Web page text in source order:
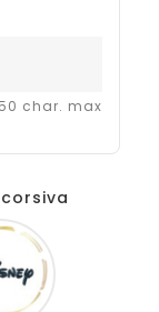
char. max
corsiva